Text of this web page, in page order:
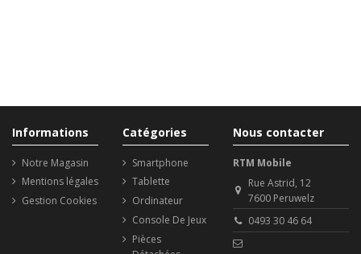
Informations
Notre Magasin
Mentions légales
Gestion Cookies
Catégories
Smartphone
Tablette
Ordinateur
Console De Jeux
Pièces
Nous contacter
RTM Mobile
Rue Astrid, 12
7600 Peruwelz
0493 30 46 64